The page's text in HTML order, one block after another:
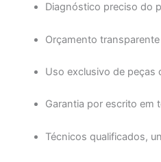
Diagnóstico preciso do
Orçamento
Uso exclusivo de peças
Garantia por escrito em
Técnicos qualificados,